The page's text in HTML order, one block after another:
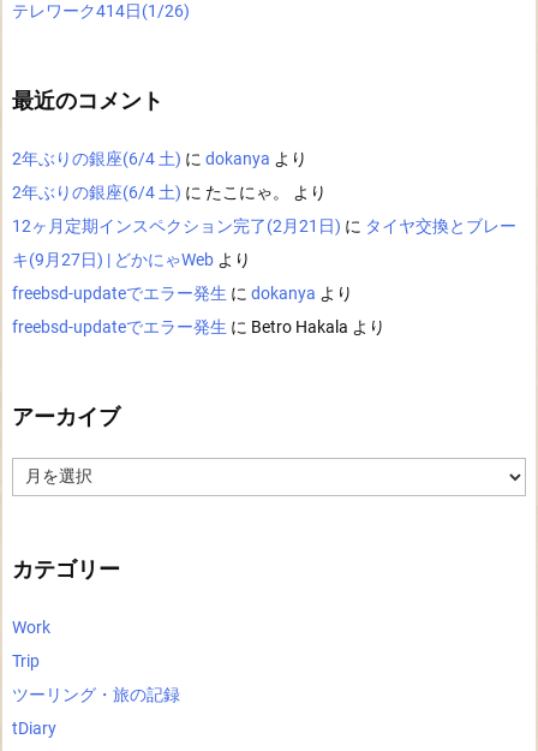
テレワーク414日(1/26)
最近のコメント
2年ぶりの銀座(6/4 土) に dokanya より
2年ぶりの銀座(6/4 土) に たこにゃ。
より
12ヶ月定期インスペクション完了(2月21日) に タイヤ交換とブレー
キ(9月27日) | どかにゃWeb より
freebsd-updateでエラー発生 に dokanya より
freebsd-updateでエラー発生 に Betro Hakala より
アーカイブ
ー
カテゴリー
Work
Trip
ツーリング・旅の記録
tDiary